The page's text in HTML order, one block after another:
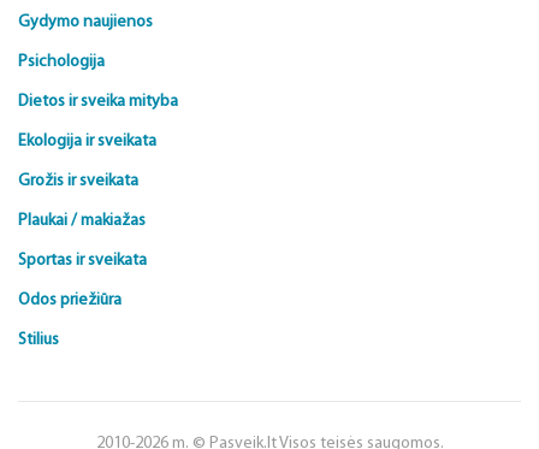
Gydymo naujienos
Psichologija
Dietos ir sveika mityba
Ekologija ir sveikata
Grožis ir sveikata
Plaukai / makiažas
Sportas ir sveikata
Odos priežiūra
Stilius
2010-2026 m. © Pasveik.lt Visos teisės saugomos.